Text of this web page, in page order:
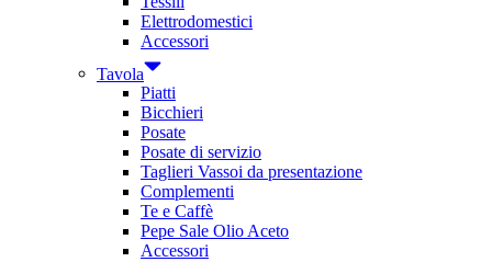
Elettrodomestici
Accessori
Tavola
Piatti
Bicchieri
Posate
Posate di servizio
Taglieri Vassoi da presentazione
Complementi
Te e Caffè
Pepe Sale Olio Aceto
Accessori